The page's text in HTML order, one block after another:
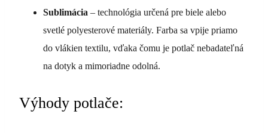
Sublimácia – technológia určená pre biele alebo
svetlé polyesterové materiály. Farba sa vpije priamo
do vlákien textilu, vďaka čomu je potlač nebadateľná
na dotyk a mimoriadne odolná.
Výhody potlače: